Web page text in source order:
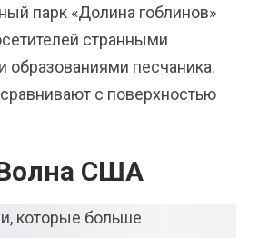
парк «Долина гоблинов»
странными
образованиями песчаника.
с поверхностью
США